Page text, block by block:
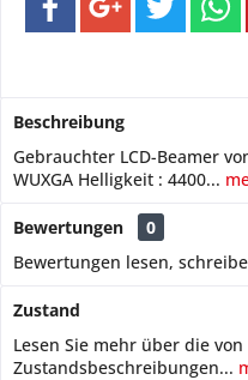
Beschreibung
Gebrauchter LCD-Beamer
WUXGA Helligkeit : 4400...
Bewertungen
0
Bewertungen lesen,
Zustand
Lesen Sie mehr über die
Zustandsbeschreibungen...